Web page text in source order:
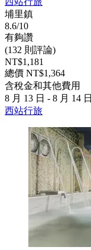
埔里鎮
8.6/10
有夠讚
(132 則評論)
NT$1,181
總價 NT$1,364
含稅金和其他費用
8 月 13 日 - 8 月 14 日
西站行旅